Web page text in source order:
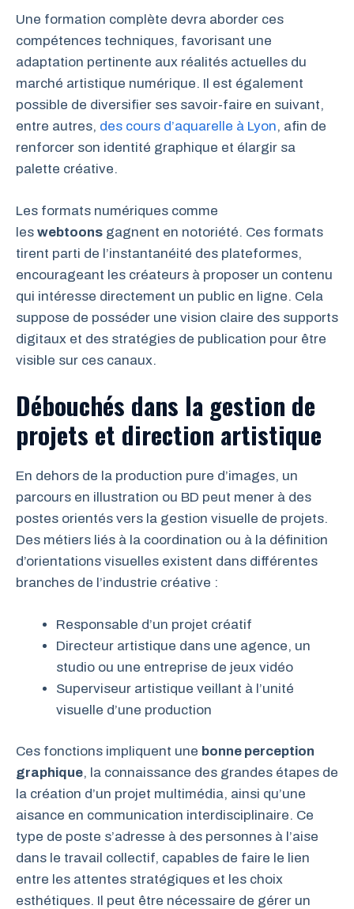
Une formation complète devra aborder ces
compétences techniques, favorisant une
adaptation pertinente aux réalités actuelles du
marché artistique numérique. Il est également
possible de diversifier ses savoir-faire en suivant,
entre autres, des cours d’aquarelle à Lyon, afin de
renforcer son identité graphique et élargir sa
palette créative.
Les formats numériques comme
les webtoons gagnent en notoriété. Ces formats
tirent parti de l’instantanéité des plateformes,
encourageant les créateurs à proposer un contenu
qui intéresse directement un public en ligne. Cela
suppose de posséder une vision claire des supports
digitaux et des stratégies de publication pour être
visible sur ces canaux.
Débouchés dans la gestion de
projets et direction artistique
En dehors de la production pure d’images, un
parcours en illustration ou BD peut mener à des
postes orientés vers la gestion visuelle de projets.
Des métiers liés à la coordination ou à la définition
d’orientations visuelles existent dans différentes
branches de l’industrie créative :
Responsable d’un projet créatif
Directeur artistique dans une agence, un
studio ou une entreprise de jeux vidéo
Superviseur artistique veillant à l’unité
visuelle d’une production
Ces fonctions impliquent une bonne perception
graphique, la connaissance des grandes étapes de
la création d’un projet multimédia, ainsi qu’une
aisance en communication interdisciplinaire. Ce
type de poste s’adresse à des personnes à l’aise
dans le travail collectif, capables de faire le lien
entre les attentes stratégiques et les choix
esthétiques. Il peut être nécessaire de gérer un